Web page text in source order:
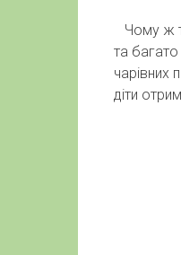
Чому ж
та
чарівних
діти